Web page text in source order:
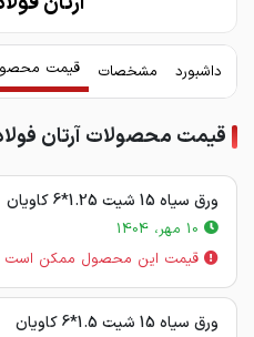
داشبورد مشخصات قیمت
قیمت محصولات آرتان فولاد
ورق سیاه 15 شیت 1.25*6 کاویان
قیمت این محصول ممکن است
ورق سیاه 15 شیت 1.5*6 کاویان